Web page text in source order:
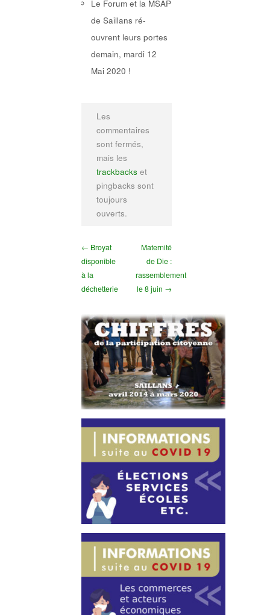
Le Forum et la MSAP
de Saillans ré-
ouvrent leurs portes
demain, mardi 12
Mai 2020 !
Les
commentaires
sont fermés,
mais les
trackbacks et
pingbacks sont
toujours
ouverts.
← Broyat
disponible
à la
déchetterie
Maternité
de Die :
rassemblement
le 8 juin →